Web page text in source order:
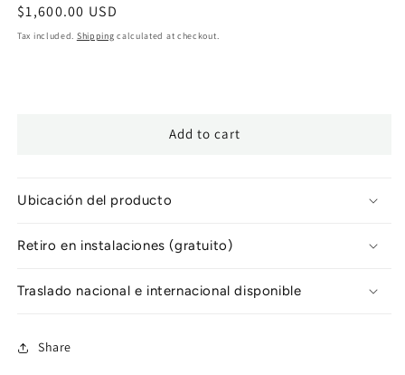
Regular
price
$1,600.00 USD
Tax included. Shipping calculated at checkout.
Add to cart
Ubicación del producto
Retiro en instalaciones (gratuito)
Traslado nacional e internacional disponible
Share